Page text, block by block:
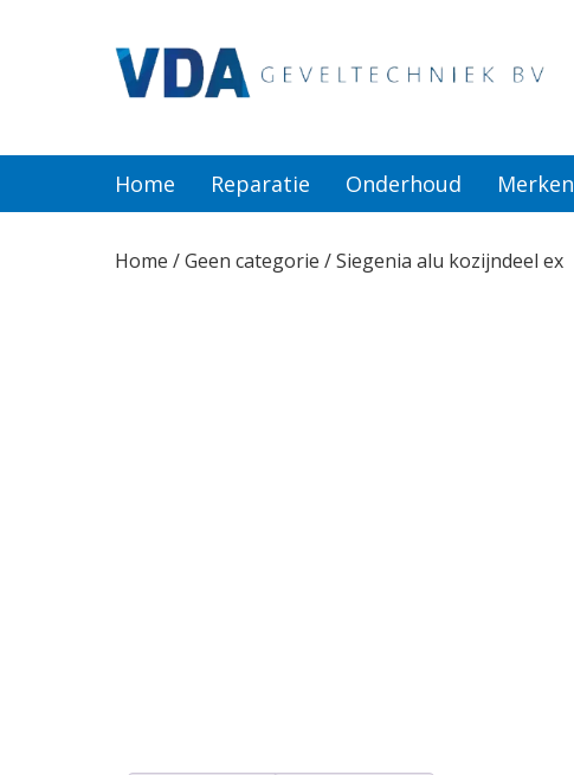
Home Reparatie Onderhoud Merken
Home /Geen categorie / Siegenia alu kozijndeel ex